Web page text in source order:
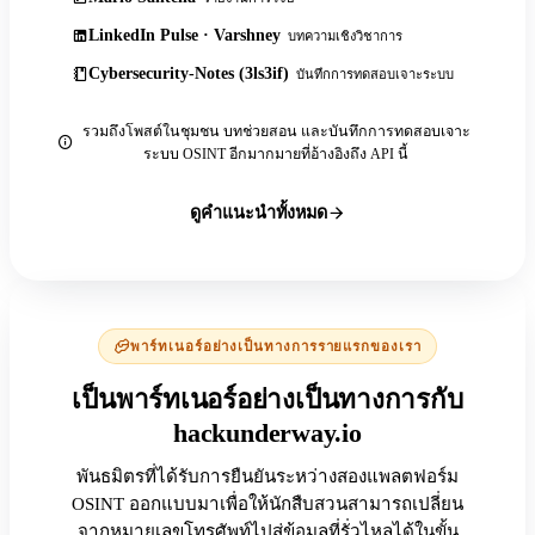
LinkedIn Pulse · Varshney บทความเชิงวิชาการ
Cybersecurity-Notes (3ls3if) บันทึกการทดสอบเจาะระบบ
รวมถึงโพสต์ในชุมชน บทช่วยสอน และบันทึกการทดสอบเจาะ
ระบบ OSINT อีกมากมายที่อ้างอิงถึง API นี้
ดูคำแนะนำทั้งหมด
พาร์ทเนอร์อย่างเป็นทางการรายแรกของเรา
เป็นพาร์ทเนอร์อย่างเป็นทางการกับ
hackunderway.io
พันธมิตรที่ได้รับการยืนยันระหว่างสองแพลตฟอร์ม
OSINT ออกแบบมาเพื่อให้นักสืบสวนสามารถเปลี่ยน